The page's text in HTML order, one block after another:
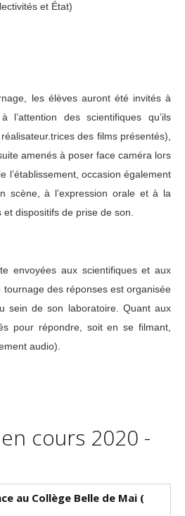
et État)
les élèves auront été invités à
l’attention des scientifiques qu’ils
des films présentés),
amenés à poser face caméra lors
l’établissement, occasion également
scène, à l’expression orale et à la
dispositifs de prise de son.
envoyées aux scientifiques et aux
des réponses est organisée
sein de son laboratoire. Quant aux
pour répondre, soit en se filmant,
audio).
cours 2020 -
au Collège Belle de Mai (